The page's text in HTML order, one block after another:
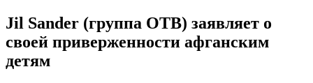
Jil Sander (группа OTB) заявляет о
своей приверженности афганским
детям